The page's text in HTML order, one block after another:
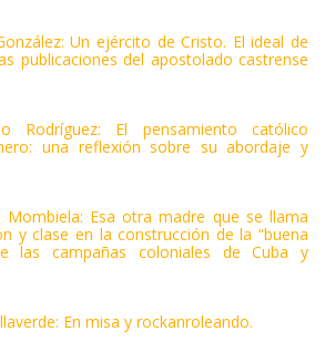
Un ejército de Cristo. El ideal de
publicaciones del apostolado castrense
Rodríguez: El pensamiento católico
una reflexión sobre su abordaje y
Mombiela: Esa otra madre que se llama
y clase en la construcción de la “buena
las campañas coloniales de Cuba y
En misa y rockanroleando.